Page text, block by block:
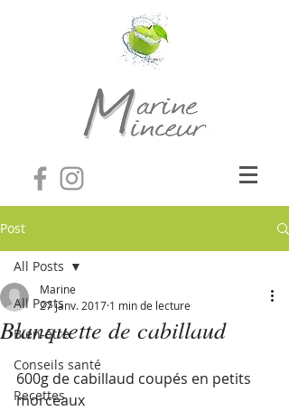
Post
All Posts
Bien-être
Conseils santé
Recettes
All Posts
Blanquette de cabillaud
Marine
27 janv. 2017 1 min de lecture
600g de cabillaud coupés en petits
morceaux